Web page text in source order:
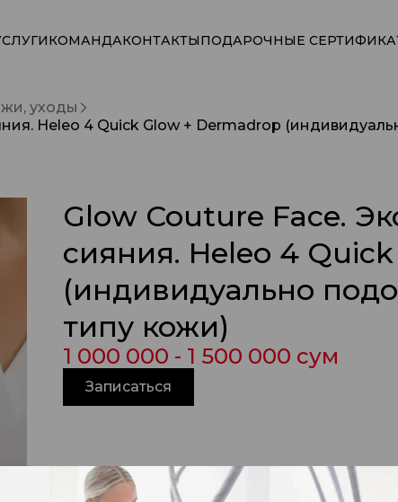
КОМАНДАКОНТАКТЫПОДАРОЧНЫЕ
уходы
Heleo 4 Quick Glow + Dermadrop
Glow Couture Face.
сияния. Heleo 4
(индивидуально
типу кожи)
1 000 000 - 1 500 000 сум
Записаться